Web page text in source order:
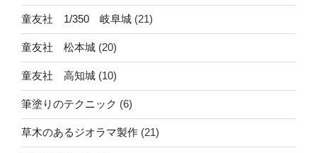
童友社 1/350 岐阜城 (21)
童友社 松本城 (20)
童友社 高知城 (10)
筆塗りのテクニック (6)
草木のあるジオラマ製作 (21)